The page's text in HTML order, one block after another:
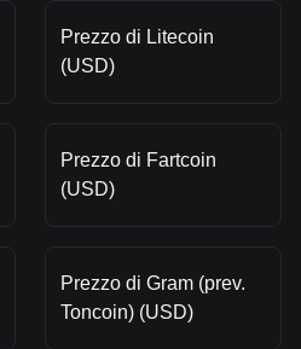
Prezzo di Litecoin
(USD)
Prezzo di Fartcoin
(USD)
Prezzo di Gram (prev.
Toncoin) (USD)